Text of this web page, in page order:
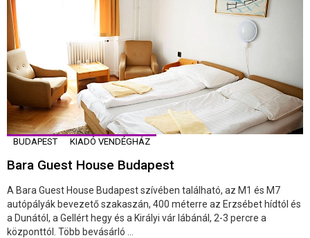
BUDAPEST KIADÓ VENDÉGHÁZ
Bara Guest House Budapest
A Bara Guest House Budapest szívében található, az M1 és M7
autópályák bevezető szakaszán, 400 méterre az Erzsébet hídtól és
a Dunától, a Gellért hegy és a Királyi vár lábánál, 2-3 percre a
központtól. Több bevásárló ...